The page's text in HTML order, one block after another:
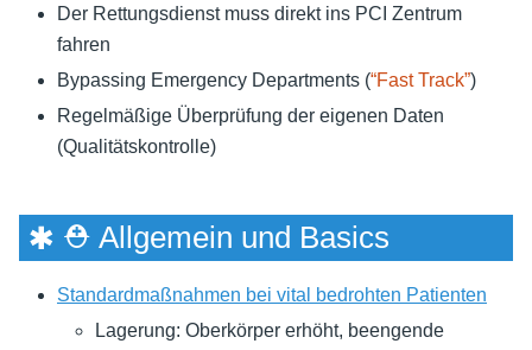
Der Rettungsdienst muss direkt ins PCI Zentrum
fahren
Bypassing Emergency Departments (“Fast Track”)
Regelmäßige Überprüfung der eigenen Daten
(Qualitätskontrolle)
🞺 ⛑ Allgemein und Basics
Standardmaßnahmen bei vital bedrohten Patienten
Lagerung: Oberkörper erhöht, beengende